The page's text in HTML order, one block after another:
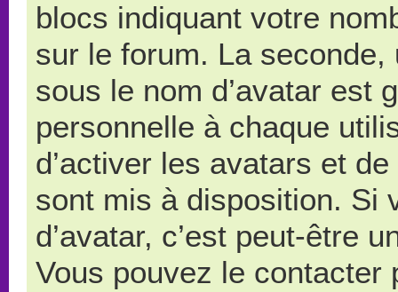
blocs indiquant votre
sur le forum. La
sous le nom d’avatar est
personnelle à chaque
d’activer les avatars et
sont mis à disposition. Si
d’avatar, c’est peut-être
Vous pouvez le contacter